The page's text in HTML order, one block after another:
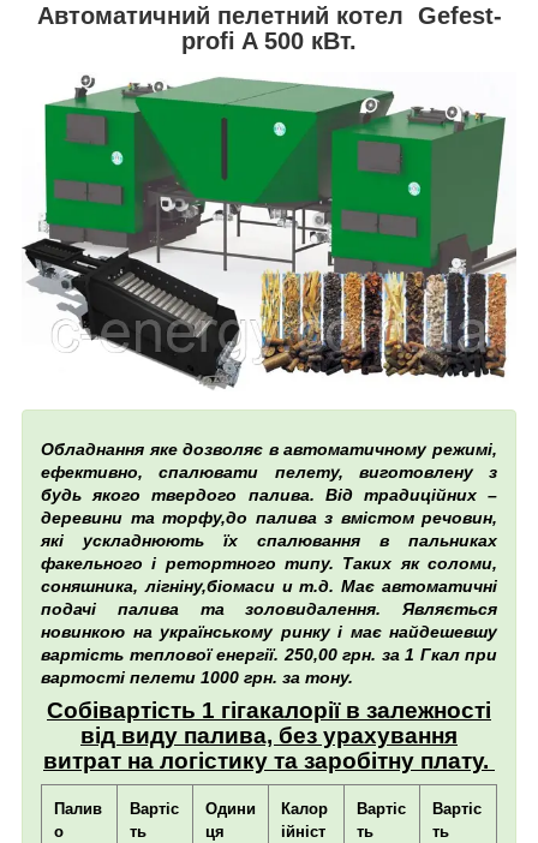
Автоматичний пелетний котел Gefest-
profi A 500 кВт.
Обладнання яке дозволяє в автоматичному режимі,
ефективно, спалювати пелету, виготовлену з
будь якого твердого палива. Від традиційних –
деревини та торфу,до палива з вмістом речовин,
які ускладнюють їх спалювання в пальниках
факельного і ретортного типу. Таких як соломи,
соняшника, лігніну,біомаси и т.д. Має автоматичні
подачі палива та золовидалення. Являється
новинкою на українському ринку і має найдешевшу
вартість теплової енергії. 250,00 грн. за 1 Гкал при
вартості пелети 1000 грн. за тону.
Собівартість 1 гігакалорії в залежності
від виду палива, без урахування
витрат на логістику та заробітну плату.
Палив
о
Вартіс
ть
Одини
ця
Калор
ійніст
Вартіс
ть
Вартіс
ть